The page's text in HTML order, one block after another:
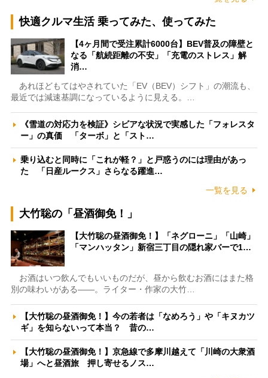
快適クルマ生活 乗ってみた、使ってみた
【4ヶ月間で受注累計6000台】BEV普及の障壁と
なる「航続距離の不安」「充電のストレス」解
消…
あれほどもてはやされていた「EV（BEV）シフト」の潮流も、
最近では減速基調になっているように見える。…
《雪道の対応力を検証》シビアな状況で実感した「フォレスタ
ー」の真価 「ターボ」と「スト…
乗り込むと同時に「これが軽？」と戸惑うのには理由があっ
た 「日産ルークス」さらなる躍進…
一覧を見る
大竹聡の「昼酒御免！」
【大竹聡の昼酒御免！】「ネグローニ」「山崎」
「マンハッタン」新宿三丁目の隠れ家バーで1…
お酒はいつ飲んでもいいものだが、昼から飲むお酒にはまた格
別の味わいがある――。ライター・作家の大竹…
【大竹聡の昼酒御免！】今の若者は「なめろう」や「キヌカツ
ギ」を知らないって本当？ 昔の…
【大竹聡の昼酒御免！】京急線で多摩川越えて「川崎の大衆酒
場」へと昼酒旅 押し寄せるノス…